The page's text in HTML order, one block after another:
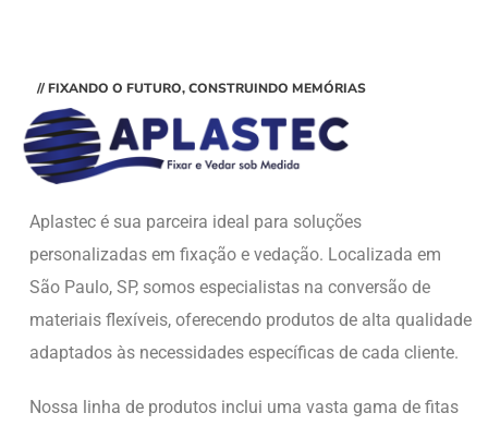
// FIXANDO O FUTURO, CONSTRUINDO MEMÓRIAS
Aplastec é sua parceira ideal para soluções
personalizadas em fixação e vedação. Localizada em
São Paulo, SP, somos especialistas na conversão de
materiais flexíveis, oferecendo produtos de alta qualidade
adaptados às necessidades específicas de cada cliente.
Nossa linha de produtos inclui uma vasta gama de fitas